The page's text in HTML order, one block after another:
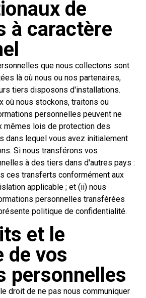
de
à caractère
que nous collectons sont
là où nous ou nos partenaires,
tiers disposons d'installations.
où nous stockons, traitons ou
personnelles peuvent ne
mêmes lois de protection des
dans lequel vous avez initialement
Si nous transférons vos
à des tiers dans d'autres pays :
ces transferts conformément aux
applicable ; et (ii) nous
personnelles transférées
politique de confidentialité.
et le
de vos
personnelles
droit de ne pas nous communiquer